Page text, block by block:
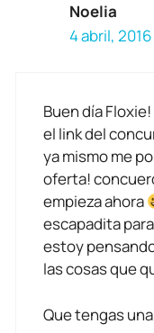
Noelia
4 abril,
Buen día Floxie!
el link del
ya mismo me
oferta!
empieza ahora
escapadita
estoy
las cosas que
Que tengas